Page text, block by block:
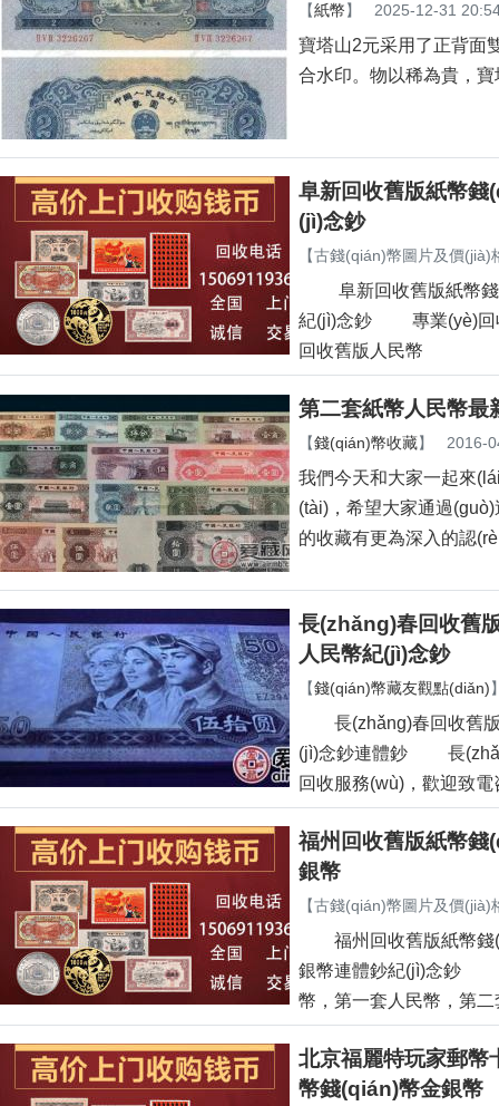
【紙幣】 2025-12-31
寶塔山2元采用了正背面雙
合水印。物以稀為貴
阜新回收舊版紙幣錢
(jì)念鈔
【古錢(qián)幣圖片及價(jià)
阜新回收舊版紙幣錢
紀(jì)念鈔 專業(yè)回收
回收舊版人民幣
第二套紙幣人民幣最
【錢(qián)幣收藏】 2016-
我們今天和大家一起來
(tài)，希望大家通過
的收藏有更為深入的認
長(zhǎng)春回收舊
人民幣紀(jì)念鈔
【錢(qián)幣藏友觀點(diǎn)
長(zhǎng)春回收舊版
(jì)念鈔連體鈔 長
回收服務(wù)，歡迎致電
福州回收舊版紙幣錢
銀幣
【古錢(qián)幣圖片及價(jià)
福州回收舊版紙幣錢
銀幣連體鈔紀(jì)念鈔 福
幣，第一套人民幣，第
北京福麗特玩家郵
幣錢(qián)幣金銀幣